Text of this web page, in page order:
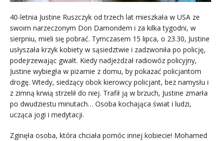
40-letnia Justine Ruszczyk od trzech lat mieszkała w USA ze
swoim narzeczonym Don Damondem i za kilka tygodni, w
sierpniu, mieli się pobrać. Tymczasem 15 lipca, o 23.30, Justine
usłyszała krzyk kobiety w sąsiedztwie i zadzwoniła po policję,
podejrzewając gwałt. Kiedy nadjeżdżał radiowóz policyjny,
Justine wybiegła w piżamie z domu, by pokazać policjantom
drogę. Wtedy, siedzący obok kierowcy policjant, bez namysłu i
z zimną krwią strzelił do niej. Trafił ją w brzuch, Justine zmarła
po dwudziestu minutach… Osoba kochająca świat i ludzi,
ucząca jogi i medytacji.
Zginęła osoba, która chciała pomóc innej kobiecie! Mohamed